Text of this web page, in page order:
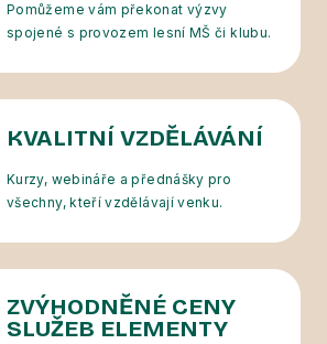
Pomůžeme vám překonat výzvy
spojené s provozem lesní MŠ či klubu.
KVALITNÍ VZDĚLÁVÁNÍ
Kurzy, webináře a přednášky pro
všechny, kteří vzdělávají venku.
ZVÝHODNĚNÉ CENY
SLUŽEB ELEMENTY